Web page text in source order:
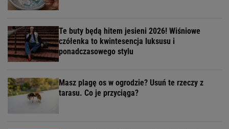
Te buty będą hitem jesieni 2026! Wiśniowe
czółenka to kwintesencja luksusu i
ponadczasowego stylu
Masz plagę os w ogrodzie? Usuń te rzeczy z
tarasu. Co je przyciąga?